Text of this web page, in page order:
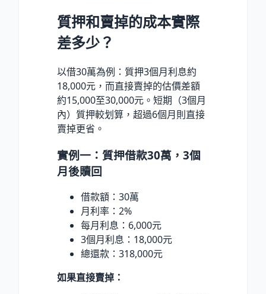
質押和賣掉的成本實際
差多少？
以借30萬為例：質押3個月利息約
18,000元，而直接賣掉的估價差額
約15,000至30,000元。短期（3個月
內）質押較划算，超過6個月則直接
賣掉更省。
實例一：質押借款30萬，3個
月後贖回
借款額：30萬
月利率：2%
每月利息：6,000元
3個月利息：18,000元
總還款：318,000元
如果直接賣掉：